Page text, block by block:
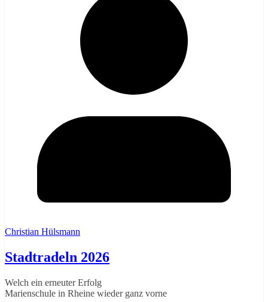
Christian Hülsmann
Stadtradeln 2026
Welch ein erneuter Erfolg
Marienschule in Rheine wieder ganz vorne